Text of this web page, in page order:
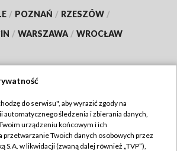
/ POZNAŃ / RZESZÓW /
/ WARSZAWA / WROCŁAW
TVP
Regulamin TVP
do serwisu", aby wyrazić zgody na
śledzenia i zbierania danych,
urządzeniu końcowym i ich
przetwarzanie Twoich danych osobowych przez
S.A. w likwidacji (zwaną dalej również „TVP”),